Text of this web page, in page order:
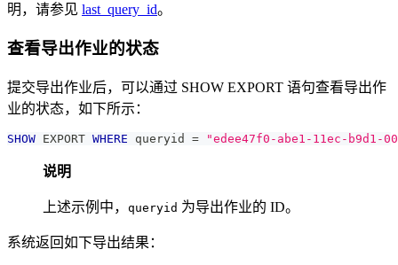
明，请参见 last_query_id。
查看导出作业的状态
提交导出作业后，可以通过 SHOW EXPORT 语句查看导出作
业的状态，如下所示：
SHOW EXPORT WHERE queryid = "edee47f0-abe1-11ec-b9d1-
说明
上述示例中， queryid 为导出作业的 ID。
系统返回如下导出结果：